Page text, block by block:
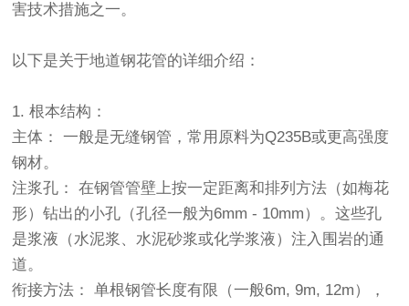
害技术措施之一。
以下是关于地道钢花管的详细介绍：
1. 根本结构：
主体： 一般是无缝钢管，常用原料为Q235B或更高强度
钢材。
注浆孔： 在钢管管壁上按一定距离和排列方法（如梅花
形）钻出的小孔（孔径一般为6mm - 10mm）。这些孔
是浆液（水泥浆、水泥砂浆或化学浆液）注入围岩的通
道。
衔接方法： 单根钢管长度有限（一般6m, 9m, 12m），